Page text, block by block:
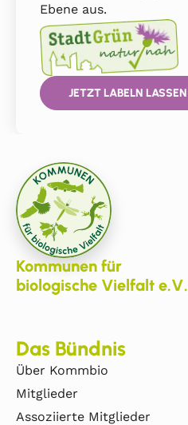
Ebene aus.
JETZT LABELN LASSEN
Kommunen für
biologische Vielfalt e.V.
Das Bündnis
Über Kommbio
Mitglieder
Assoziierte Mitglieder